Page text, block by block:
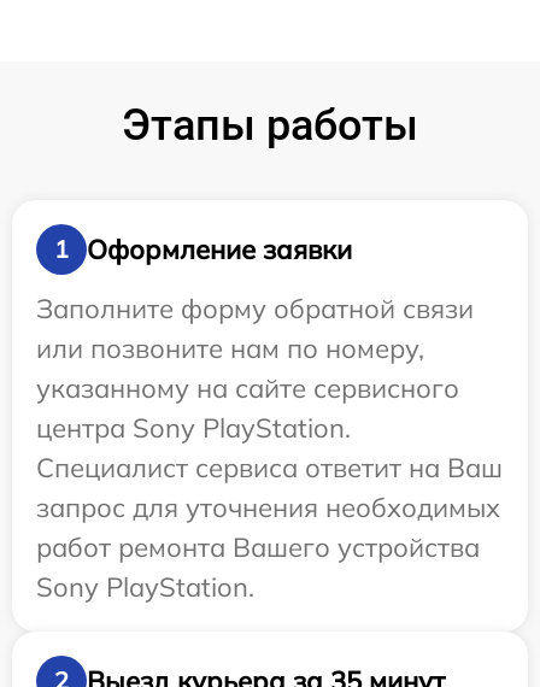
Этапы работы
1
Оформление заявки
Заполните форму обратной связи
или позвоните нам по номеру,
указанному на сайте сервисного
центра Sony PlayStation.
Специалист сервиса ответит на Ваш
запрос для уточнения необходимых
работ ремонта Вашего устройства
Sony PlayStation.
2